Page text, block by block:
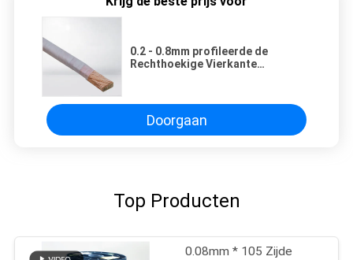
0.2 - 0.8mm profileerde de
Rechthoekige Vierkante
Doorgaan
Top Producten
0.08mm * 105 Zijde